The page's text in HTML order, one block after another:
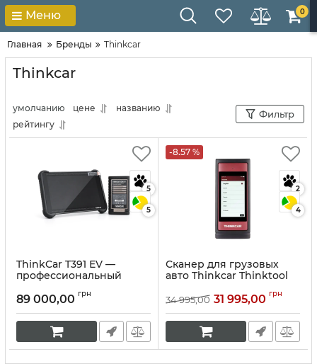
Меню 0
Главная Бренды Thinkcar
Thinkcar
умолчанию цене
названию
рейтингу
Фильтр
5
5
ThinkCar T391 EV —
профессиональный
электромобилей и
Артикул:10419
89 000,00 грн
-8.57 %
2
4
Сканер для грузовых
авто Thinkcar Thinktool
Артикул:10070
34 995,00 31 995,00 грн